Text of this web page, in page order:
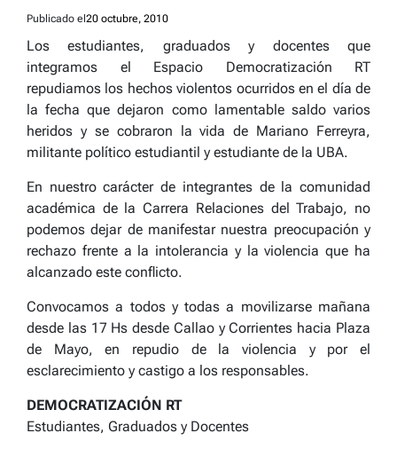
Publicado el 20 octubre, 2010
Los estudiantes, graduados y docentes que
integramos el Espacio Democratización RT
repudiamos los hechos violentos ocurridos en el día de
la fecha que dejaron como lamentable saldo varios
heridos y se cobraron la vida de Mariano Ferreyra,
militante político estudiantil y estudiante de la UBA.
En nuestro carácter de integrantes de la comunidad
académica de la Carrera Relaciones del Trabajo, no
podemos dejar de manifestar nuestra preocupación y
rechazo frente a la intolerancia y la violencia que ha
alcanzado este conflicto.
Convocamos a todos y todas a movilizarse mañana
desde las 17 Hs desde Callao y Corrientes hacia Plaza
de Mayo, en repudio de la violencia y por el
esclarecimiento y castigo a los responsables.
DEMOCRATIZACIÓN RT
Estudiantes, Graduados y Docentes